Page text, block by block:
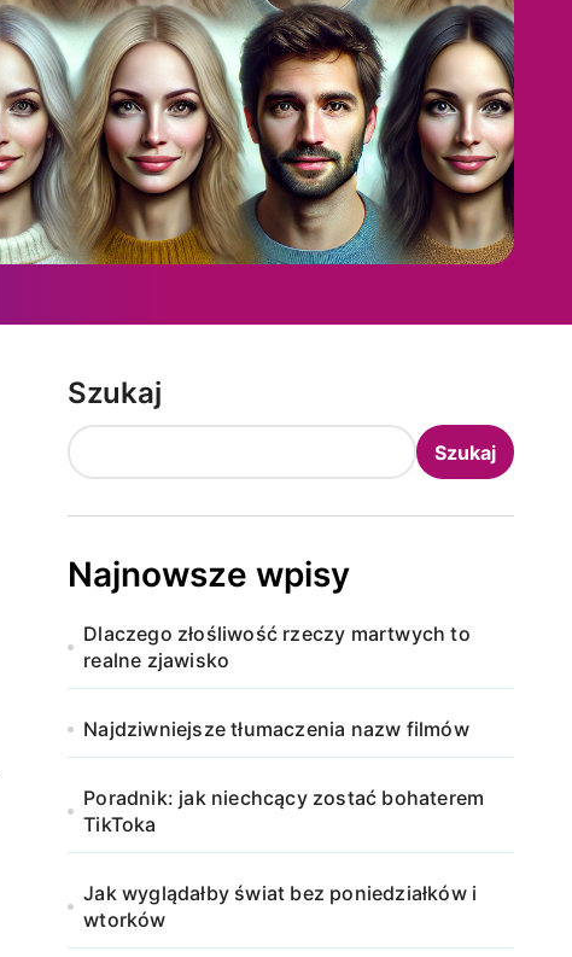
Szukaj
Szukaj
Najnowsze wpisy
Dlaczego złośliwość rzeczy martwych to
realne zjawisko
Najdziwniejsze tłumaczenia nazw filmów
Poradnik: jak niechcący zostać bohaterem
TikToka
Jak wyglądałby świat bez poniedziałków i
wtorków